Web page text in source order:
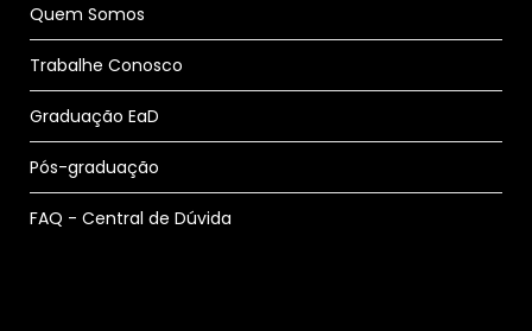
Quem Somos
Trabalhe Conosco
Graduação EaD
Pós-graduação
FAQ - Central de Dúvida